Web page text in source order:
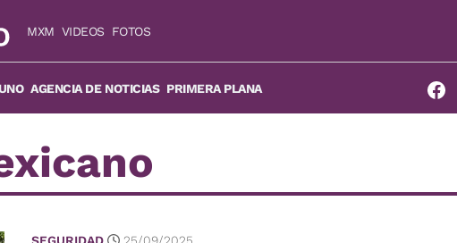
MXM VIDEOS FOTOS
AGENCIA DE NOTICIAS PRIMERA PLANA